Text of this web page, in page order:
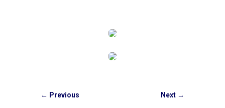
← Previous Next →